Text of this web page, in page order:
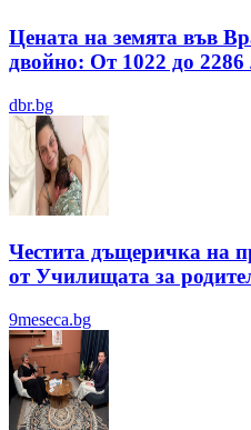
Цената на земята във
двойно: От 1022 до 2286
dbr.bg
Честита дъщеричка на
от Училищата за
9meseca.bg